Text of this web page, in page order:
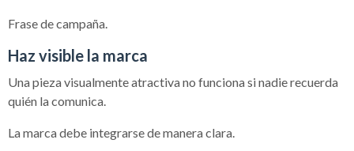
Frase de campaña.
Haz visible la marca
Una pieza visualmente atractiva no funciona si nadie recuerda
quién la comunica.
La marca debe integrarse de manera clara.